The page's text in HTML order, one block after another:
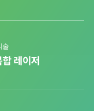
술
레이저